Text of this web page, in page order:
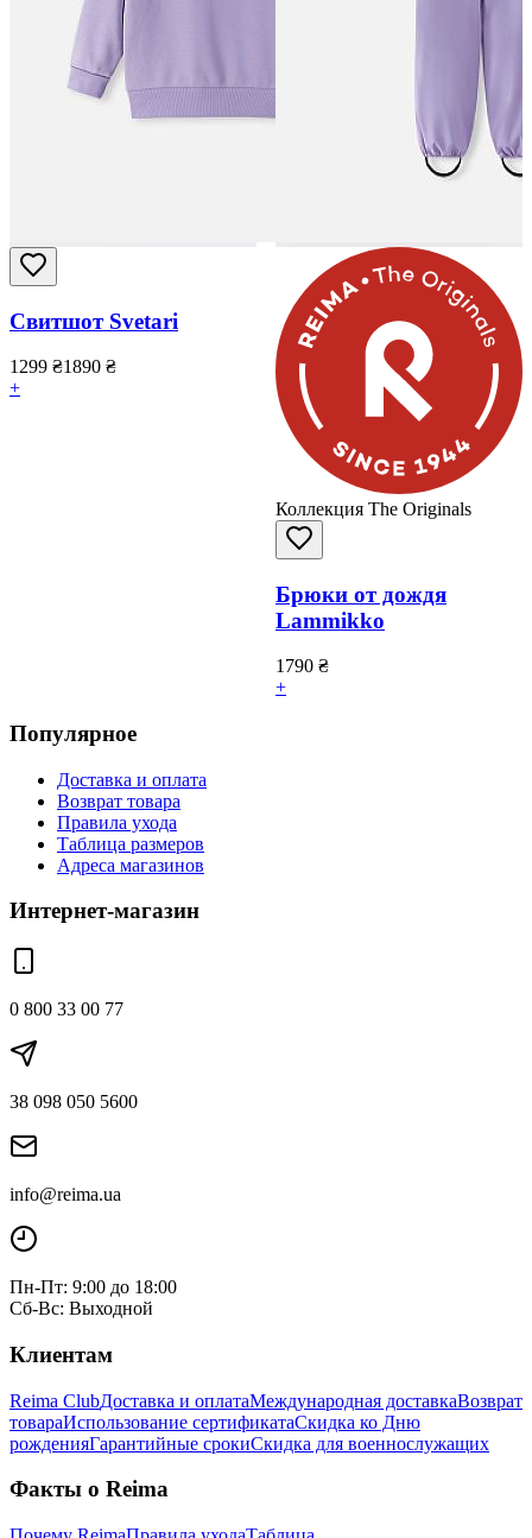
Свитшот Svetari
1299 ₴1890 ₴
+
Коллекция The Originals
Брюки от дождя
Lammikko
1790 ₴
+
Популярное
Доставка и оплата
Возврат товара
Правила ухода
Таблица размеров
Адреса магазинов
Интернет-магазин
0 800 33 00 77
38 098 050 5600
info@reima.ua
Пн-Пт: 9:00 до 18:00
Сб-Вс: Выходной
Клиентам
Reima ClubДоставка и оплатаМеждународная доставкаВозврат
товараИспользование сертификатаСкидка ко Дню
рожденияГарантийные срокиСкидка для военнослужащих
Факты о Reima